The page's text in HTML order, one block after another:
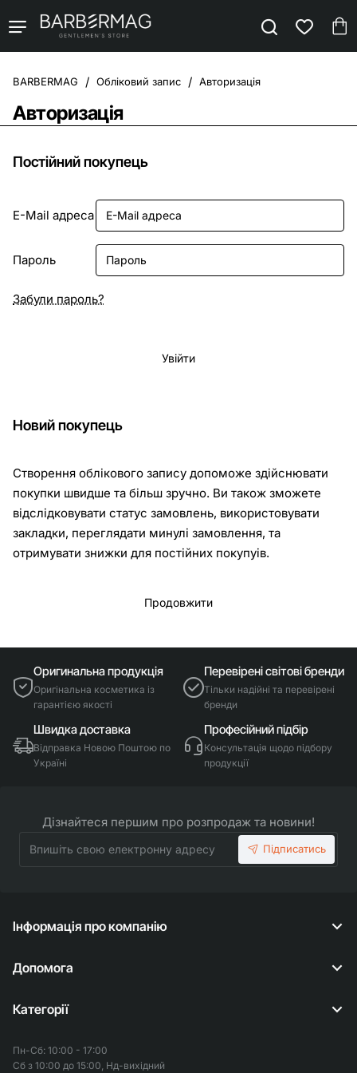
Авторизація
Обліковий запис Авторизація
Новий покупець
Створення облікового запису допоможе здійснювати
покупки швидше та більш зручно. Ви також зможете
відслідковувати статус замовлень, використовувати
закладки, переглядати минулі замовлення, та
отримувати знижки для постійних покупуів.
Продовжити
Постійний покупець
E-Mail адреса
Пароль
Забули пароль?
Увійти
Оригинальна продукція
Оригінальна косметика із
гарантією якості
Перевірені світові бренди
Тільки надійні та перевірені
бренди
Швидка доставка
Відправка Новою Поштою по
Україні
Професійний підбір
Консультація щодо підбору
продукції
Дізнайтеся першим про розпродаж та новини!
свою
Підписатись
Інформація про компанію
Допомога
Категорії
Пн-Сб: 10:00 - 17:00
Сб з 10:00 до 15:00, Нд-вихідний